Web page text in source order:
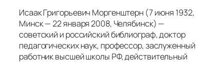
Исаак Григорьевич Моргенштерн (7 июня 1932,
Минск — 22 января 2008, Челябинск) —
советский и российский библиограф, доктор
педагогических наук, профессор, заслуженный
работник высшей школы РФ, действительный